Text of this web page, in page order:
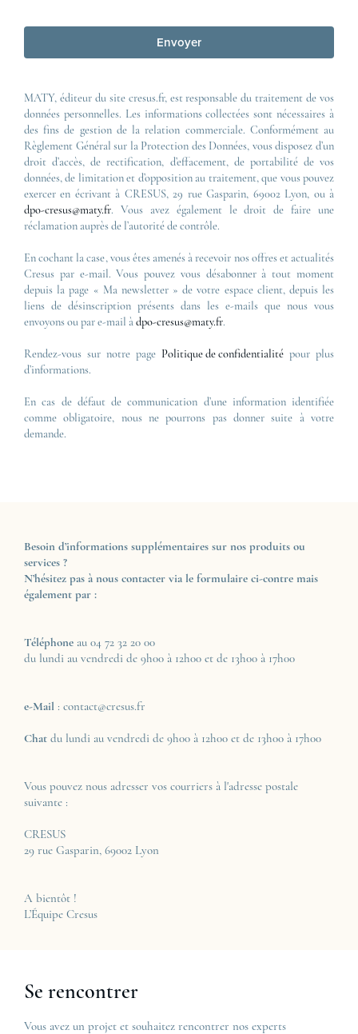
Envoyer
MATY, éditeur du site cresus.fr, est responsable du traitement de vos
données personnelles. Les informations collectées sont nécessaires à
des fins de gestion de la relation commerciale. Conformément au
Règlement Général sur la Protection des Données, vous disposez d’un
droit d’accès, de rectification, d’effacement, de portabilité de vos
données, de limitation et d’opposition au traitement, que vous pouvez
exercer en écrivant à CRESUS, 29 rue Gasparin, 69002 Lyon, ou à
dpo-cresus@maty.fr. Vous avez également le droit de faire une
réclamation auprès de l’autorité de contrôle.
En cochant la case, vous êtes amenés à recevoir nos offres et actualités
Cresus par e-mail. Vous pouvez vous désabonner à tout moment
depuis la page « Ma newsletter » de votre espace client, depuis les
liens de désinscription présents dans les e-mails que nous vous
envoyons ou par e-mail àdpo-cresus@maty.fr.
Rendez-vous sur notre page Politique de confidentialité pour plus
d’informations.
En cas de défaut de communication d’une information identifiée
comme obligatoire, nous ne pourrons pas donner suite à votre
demande.
Besoin d’informations supplémentaires sur nos produits ou
services ?
N’hésitez pas à nous contacter via le formulaire ci-contre mais
également par :
Téléphone au 04 72 32 20 00
du lundi au vendredi de 9h00 à 12h00 et de 13h00 à 17h00
e-Mail : contact@cresus.fr
Chat du lundi au vendredi de 9h00 à 12h00 et de 13h00 à 17h00
Vous pouvez nous adresser vos courriers à l'adresse postale
suivante :
CRESUS
29 rue Gasparin, 69002 Lyon
A bientôt !
L’Équipe Cresus
Se rencontrer
Vous avez un projet et souhaitez rencontrer nos experts